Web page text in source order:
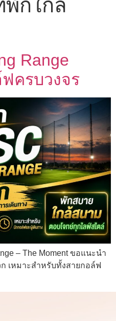
พักใกล้
Range
ครบวงจร
– The Moment ขอแนะนำ
เหมาะสำหรับทั้งสายกอล์ฟ